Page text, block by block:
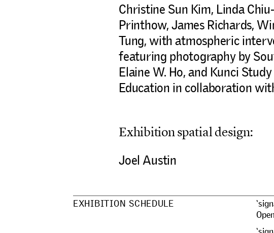
Christine Sun Kim, Linda
Printhow, James Richards,
Tung, with atmospheric
featuring photography by
Elaine W. Ho, and Kunci
Education in collaboration
Exhibitionspatialdesign:
Joel Austin
EXHIBITION SCHEDULE ‘sign
Open